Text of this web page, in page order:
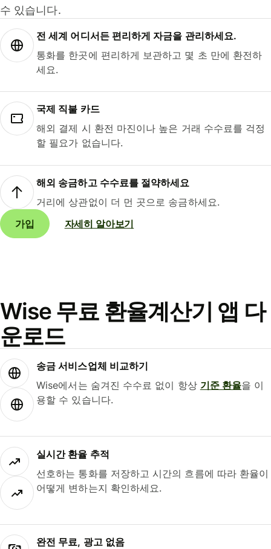
수 있습니다.
전 세계 어디서든 편리하게 자금을 관리하세요.
통화를 한곳에 편리하게 보관하고 몇 초 만에 환전하
세요.
국제 직불 카드
해외 결제 시 환전 마진이나 높은 거래 수수료를 걱정
할 필요가 없습니다.
해외 송금하고 수수료를 절약하세요
거리에 상관없이 더 먼 곳으로 송금하세요.
가입
자세히 알아보기
Wise 무료 환율계산기 앱 다
운로드
송금 서비스업체 비교하기
Wise에서는 숨겨진 수수료 없이 항상 기준 환율을 이
용할 수 있습니다.
실시간 환율 추적
선호하는 통화를 저장하고 시간의 흐름에 따라 환율이
어떻게 변하는지 확인하세요.
완전 무료, 광고 없음